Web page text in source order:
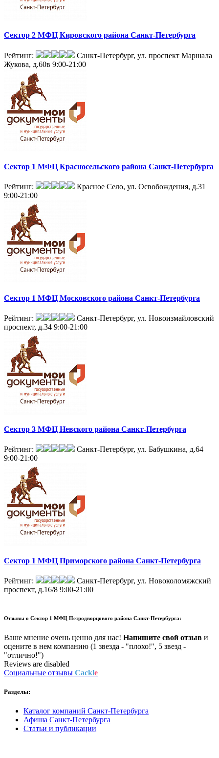
Сектор 2 МФЦ Кировского района Санкт-Петербурга
Рейтинг:
Санкт-Петербург, ул. проспект Маршала
Жукова, д.60в 9:00-21:00
Сектор 1 МФЦ Красносельского района Санкт-Петербурга
Рейтинг:
Красное Село, ул. Освобождения, д.31
9:00-21:00
Сектор 1 МФЦ Московского района Санкт-Петербурга
Рейтинг:
Санкт-Петербург, ул. Новоизмайловский
проспект, д.34 9:00-21:00
Сектор 3 МФЦ Невского района Санкт-Петербурга
Рейтинг:
Санкт-Петербург, ул. Бабушкина, д.64
9:00-21:00
Сектор 1 МФЦ Приморского района Санкт-Петербурга
Рейтинг:
Санкт-Петербург, ул. Новоколомяжский
проспект, д.16/8 9:00-21:00
Отзывы о Сектор 1 МФЦ Петродворцового района Санкт-Петербурга:
Ваше мнение очень ценно для нас! Напишите свой отзыв и
оцените в нем компанию (1 звезда - "плохо!", 5 звезд -
"отлично!")
Reviews are disabled
Социальные отзывы Cackle
Разделы:
Каталог компаний Санкт-Петербурга
Афиша Санкт-Петербурга
Статьи и публикации